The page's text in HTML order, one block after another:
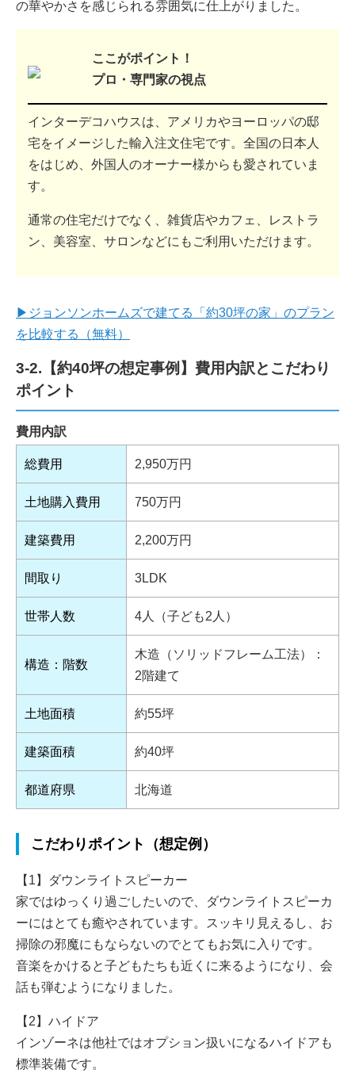
の華やかさを感じられる雰囲気に仕上がりました。
ここがポイント！
プロ・専門家の視点
インターデコハウスは、アメリカやヨーロッパの邸
宅をイメージした輸入注文住宅です。全国の日本人
をはじめ、外国人のオーナー様からも愛されていま
す。
通常の住宅だけでなく、雑貨店やカフェ、レストラ
ン、美容室、サロンなどにもご利用いただけます。
▶ジョンソンホームズで建てる「約30坪の家」のプラン
を比較する（無料）
3-2.【約40坪の想定事例】費用内訳とこだわり
ポイント
費用内訳
総費用 2,950万円
土地購入費用 750万円
建築費用 2,200万円
間取り 3LDK
世帯人数 4人（子ども2人）
構造：階数
木造（ソリッドフレーム工法）：
2階建て
土地面積 約55坪
建築面積 約40坪
都道府県 北海道
こだわりポイント（想定例）
【1】ダウンライトスピーカー
家ではゆっくり過ごしたいので、ダウンライトスピーカ
ーにはとても癒やされています。スッキリ見えるし、お
掃除の邪魔にもならないのでとてもお気に入りです。
音楽をかけると子どもたちも近くに来るようになり、会
話も弾むようになりました。
【2】ハイドア
インゾーネは他社ではオプション扱いになるハイドアも
標準装備です。